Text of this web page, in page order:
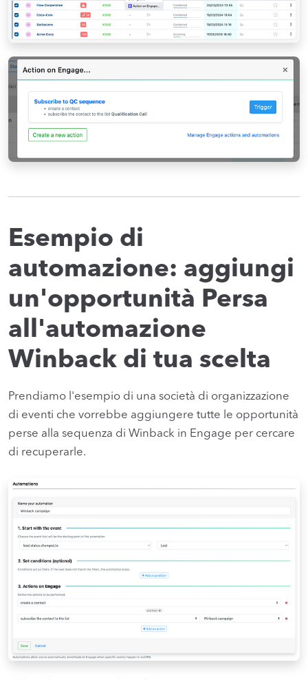
Esempio di
automazione: aggiungi
un'opportunità Persa
all'automazione
Winback di tua scelta
Prendiamo l'esempio di una società di organizzazione
di eventi che vorrebbe aggiungere tutte le opportunità
perse alla sequenza di Winback in Engage per cercare
di recuperarle.